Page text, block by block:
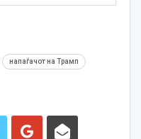
напаѓачот на Трамп